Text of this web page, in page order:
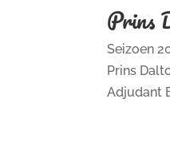
Prins
Seizoen
Prins
Adjudant